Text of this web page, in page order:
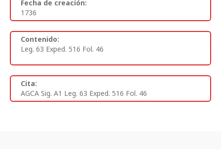
Fecha de creación:
1736
Contenido:
Leg. 63 Exped. 516 Fol. 46
Cita:
AGCA Sig. A1 Leg. 63 Exped. 516 Fol. 46